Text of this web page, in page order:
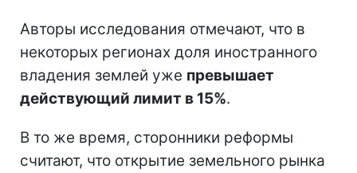
Авторы исследования отмечают, что в
некоторых регионах доля иностранного
владения землей уже превышает
действующий лимит в 15%.
В то же время, сторонники реформы
считают, что открытие земельного рынка